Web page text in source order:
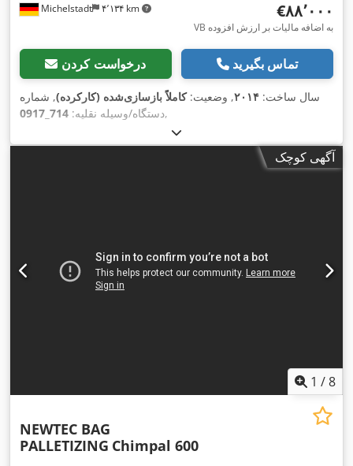
Michelstadt ۴٬۱۳۴ km ‎€۸۸٬۰۰۰
VB به اضافه مالیات بر ارزش افزوده
درخواست کردن تماس بگیرید
سال ساخت: ۲۰۱۴, وضعیت:کاملاً بازسازی‌شده (کارکرده), شماره
دستگاه/وسیله نقلیه: 714_0917 ,
آگهی کوچک
1 /8
NEWTEC BAG
PALLETIZING Chimpal 600